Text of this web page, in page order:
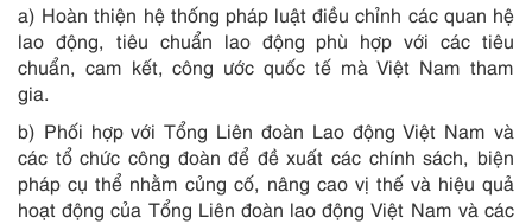
a) Hoàn thiện hệ thống pháp luật điều chỉnh các quan hệ
lao động, tiêu chuẩn lao động phù hợp với các tiêu
chuẩn, cam kết, công ước quốc tế mà Việt Nam tham
gia.
b) Phối hợp với Tổng Liên đoàn Lao động Việt Nam và
các tổ chức công đoàn để đề xuất các chính sách, biện
pháp cụ thể nhằm củng cố, nâng cao vị thế và hiệu quả
hoạt động của Tổng Liên đoàn lao động Việt Nam và các